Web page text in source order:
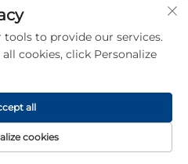
protected]
VALVES CO., LTD.
to provide our services.
cookies, click Personalize
cookies
all